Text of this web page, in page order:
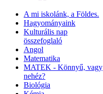
A mi iskolánk, a Földes.
Hagyományaink
Kulturális nap
összefoglaló
Angol
Matematika
MATEK - Könnyű, vagy
nehéz?
Biológia